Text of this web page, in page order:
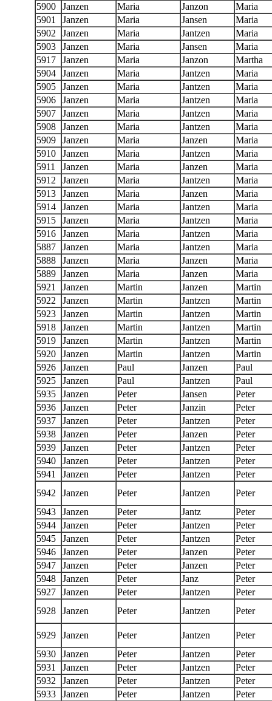
5900
Janzen Maria Janzon
Maria
5901
Janzen Maria Jansen
Maria
5902
Janzen Maria Jantzen
Maria
5903
Janzen Maria Jansen
Maria
5917
Janzen Maria Janzon
Martha
5904
Janzen Maria Jantzen
Maria
5905
Janzen Maria Jantzen
Maria
5906
Janzen Maria Jantzen
Maria
5907
Janzen Maria Jantzen
Maria
5908
Janzen Maria Jantzen
Maria
5909
Janzen Maria Janzen
Maria
5910
Janzen Maria Jantzen
Maria
5911
Janzen Maria Janzen
Maria
5912
Janzen Maria Jantzen
Maria
5913
Janzen Maria Janzen
Maria
5914
Janzen Maria Jantzen
Maria
5915
Janzen Maria Jantzen
Maria
5916
Janzen Maria Jantzen
Maria
5887
Janzen Maria Jantzen
Maria
5888
Janzen Maria Janzen
Maria
5889
Janzen Maria Janzen
Maria
5921
Janzen Martin Janzen
Martin
5922
Janzen Martin Jantzen
Martin
5923
Janzen Martin Jantzen
Martin
5918
Janzen Martin Jantzen
Martin
5919
Janzen Martin Jantzen
Martin
5920
Janzen Martin Jantzen
Martin
5926
Janzen Paul Janzen
Paul
5925
Janzen Paul Jantzen
Paul
5935
Janzen Peter Jansen
Peter
5936
Janzen Peter Janzin
Peter
5937
Janzen Peter Jantzen
Peter
5938
Janzen Peter Janzen
Peter
5939
Janzen Peter Jantzen
Peter
5940
Janzen Peter Jantzen
Peter
5941
Janzen Peter Jantzen
Peter
5942
Janzen Peter Jantzen
Peter
5943
Janzen Peter Jantz
Peter
5944
Janzen Peter Jantzen
Peter
5945
Janzen Peter Jantzen
Peter
5946
Janzen Peter Janzen
Peter
5947
Janzen Peter Janzen
Peter
5948
Janzen Peter Janz
Peter
5927
Janzen Peter Jantzen
Peter
5928
Janzen Peter Jantzen Peter
5929 Janzen Peter Jantzen
Peter
5930
Janzen Peter Jantzen
Peter
5931
Janzen Peter Jantzen
Peter
5932
Janzen Peter Jantzen
Peter
5933
Janzen Peter Jantzen
Peter